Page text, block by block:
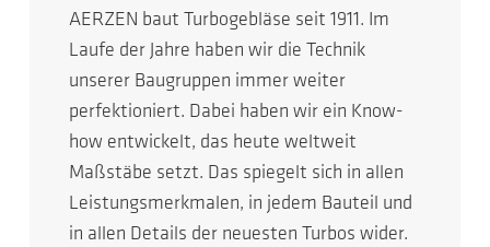
AERZEN baut Turbogebläse seit 1911. Im
Laufe der Jahre haben wir die Technik
unserer Baugruppen immer weiter
perfektioniert. Dabei haben wir ein Know-
how entwickelt, das heute weltweit
Maßstäbe setzt. Das spiegelt sich in allen
Leistungsmerkmalen, in jedem Bauteil und
in allen Details der neuesten Turbos wider.